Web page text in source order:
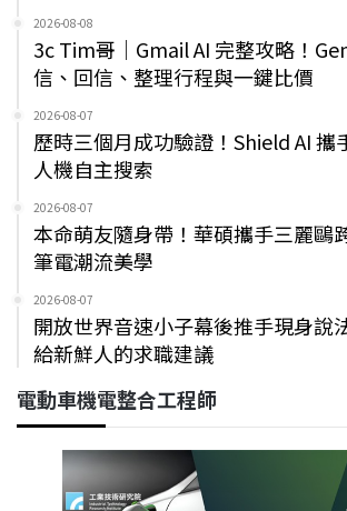
2026-08-08
3c Tim哥｜Gmail AI 完整攻略！
信、回信、整理行程與一鍵比價
2026-08-07
歷時三個月成功驗證！Shield AI 攜
人機自主搜索
2026-08-07
本命萌友隨身帶！華碩攜手三麗鷗
筆電潮流美學
2026-08-07
開放世界音速小子幕後推手現身說
給新鮮人的求職建議
電動車機電整合工程師